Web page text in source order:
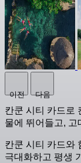
이전 다음
칸쿤 시티 카드로
물에 뛰어들고,
칸쿤 시티 카드와
극대화하고 평생